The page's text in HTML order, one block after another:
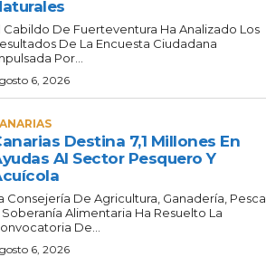
Cabildo De Fuerteventura Ha Analizado Los
De La Encuesta Ciudadana
Por...
6, 2026
Destina 7,1 Millones En
Al Sector Pesquero Y
Consejería De Agricultura, Ganadería, Pesca
Soberanía Alimentaria Ha Resuelto La
De...
6, 2026